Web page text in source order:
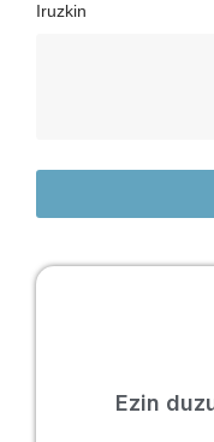
Iruzkin
Ezin